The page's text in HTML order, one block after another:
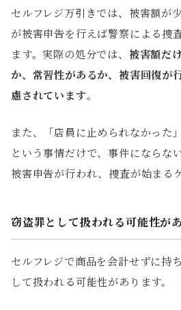
セルフレジ万引きでは、被害額が
が被害申告を行えば警察による捜
ます。実際の処分では、 被害額だ
か、常習性があるか、被害回復が
慮されています。
また、「店員に止められなかった
という事情だけで、事件にならな
被害申告が行われ、捜査が始まる
窃盗罪として扱われる可能性が
セルフレジで商品を会計せずに持
して扱われる可能性があります。